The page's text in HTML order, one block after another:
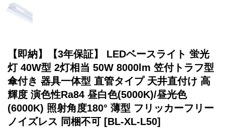
【即納】【3年保証】 LEDベースライト 蛍光
灯 40W型 2灯相当 50W 8000lm 笠付トラフ型
傘付き 器具一体型 直管タイプ 天井直付け 高
輝度 演色性Ra84 昼白色(5000K)/昼光色
(6000K) 照射角度180° 薄型 フリッカーフリー
ノイズレス 同梱不可 [BL-XL-L50]